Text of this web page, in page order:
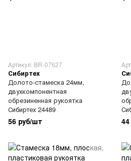
Артикул: BR-07627
Сибиртех
Долото-стамеска 24мм,
двухкомпонентная
обрезиненная рукоятка
Сибиртех 24489
56 руб/шт